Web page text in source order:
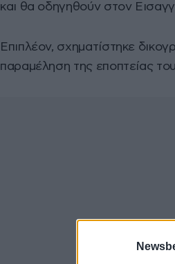
και θα οδηγηθούν στον
Επιπλέον, σχηματίστηκε
παραμέληση της εποπτείας